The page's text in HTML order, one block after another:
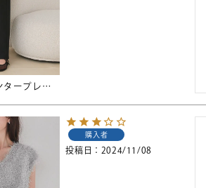
インタックセンタープレスワイドパンツ
購入者
投稿日 2024/11/08